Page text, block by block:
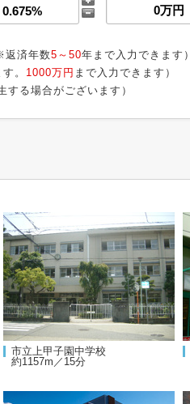
返済年数5～50年まで入力できます）
。 1000万円 まで入力できます）
する場合がございます）
市立上甲子園中学校
約1157m／15分